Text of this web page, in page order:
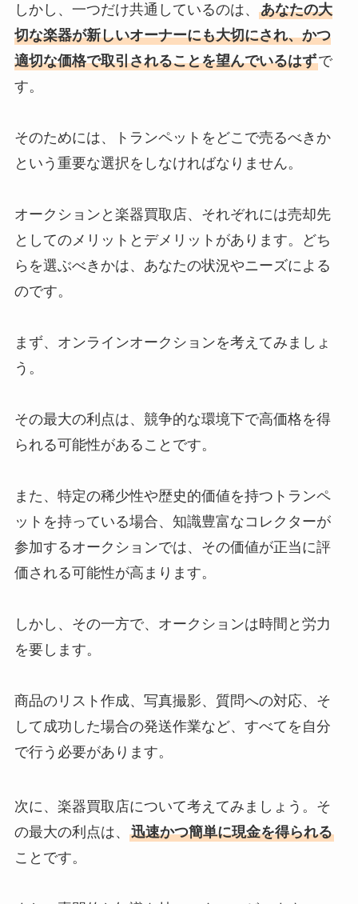
しかし、一つだけ共通しているのは、 あなたの大
切な楽器が新しいオーナーにも大切にされ、かつ
適切な価格で取引されることを望んでいるはずで
す。
そのためには、トランペットをどこで売るべきか
という重要な選択をしなければなりません。
オークションと楽器買取店、それぞれには売却先
としてのメリットとデメリットがあります。どち
らを選ぶべきかは、あなたの状況やニーズによる
のです。
まず、オンラインオークションを考えてみましょ
う。
その最大の利点は、競争的な環境下で高価格を得
られる可能性があることです。
また、特定の稀少性や歴史的価値を持つトランペ
ットを持っている場合、知識豊富なコレクターが
参加するオークションでは、その価値が正当に評
価される可能性が高まります。
しかし、その一方で、オークションは時間と労力
を要します。
商品のリスト作成、写真撮影、質問への対応、そ
して成功した場合の発送作業など、すべてを自分
で行う必要があります。
次に、楽器買取店について考えてみましょう。そ
の最大の利点は、 迅速かつ簡単に現金を得られる
ことです。